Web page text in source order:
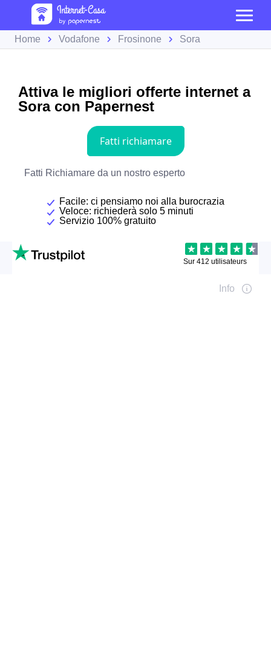
Home Vodafone Frosinone Sora